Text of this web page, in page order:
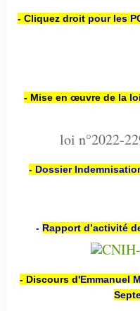
- Cliquez droit pour les
- Mise en œuvre de la
loi n°2022-
- Dossier
- Rapport d’activité
- Discours d'Emmanuel